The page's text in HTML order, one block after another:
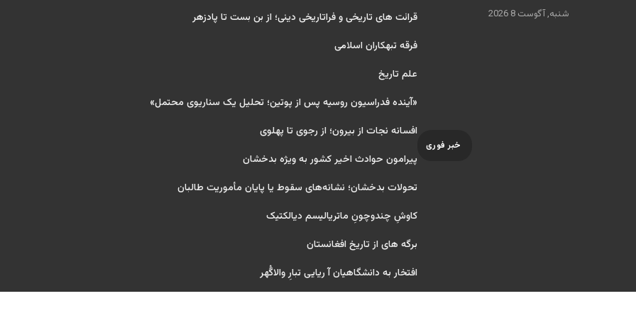
شنبه, آگوست 8 2026
خبر فوری
قرائت های تاریخی و فراتاریخی دینی؛ از بن بست تا پادزهر
فرقه تبهکاران اسلامی
علم تاریخ
«آینده فدراسیون روسیه پس از پوتین؛ تحلیل یک سناریوی محتمل»
افسانه نجات از بیرون؛ از رجوی تا پهلوی
پیرامون حوادث اخیر کشور به ویژه بدخشان
تحولات بدخشان؛ نشانه‌های سقوط یا پایان مأموریت طالبان
کاوشِ چندو‌چونِ ماتریالیسم دیالکتیک
برگه های از تاریخ افغانستان
افتخار به دانشگاهیان آ ریایی تبارِ والاگُهر